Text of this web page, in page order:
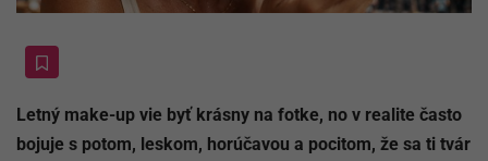
Letný make-up vie byť krásny na fotke, no v realite často
bojuje s potom, leskom, horúčavou a pocitom, že sa ti tvár